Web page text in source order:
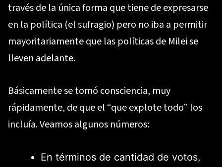
través de la única forma que tiene de expresarse
en la política (el sufragio) pero no iba a permitir
mayoritariamente que las políticas de Milei se
lleven adelante.
Básicamente se tomó consciencia, muy
rápidamente, de que el “que explote todo” los
incluía. Veamos algunos números:
En términos de cantidad de votos,